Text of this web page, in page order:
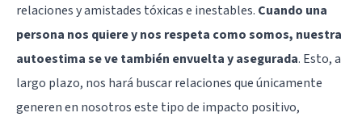
relaciones y amistades tóxicas e inestables. Cuando una
persona nos quiere y nos respeta como somos, nuestra
autoestima se ve también envuelta y asegurada. Esto, a
largo plazo, nos hará buscar relaciones que únicamente
generen en nosotros este tipo de impacto positivo,